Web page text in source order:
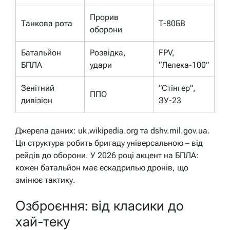
Танкова рота
Прорив
оборони
Т-80БВ
Батальйон
БПЛА
Розвідка,
удари
FPV,
“Лелека-100”
Зенітний
дивізіон
ППО
“Стінгер”,
ЗУ-23
Джерела даних: uk.wikipedia.org та dshv.mil.gov.ua.
Ця структура робить бригаду універсальною – від
рейдів до оборони. У 2026 році акцент на БПЛА:
кожен батальйон має ескадрилью дронів, що
змінює тактику.
Озброєння: від класики до
хай-теку